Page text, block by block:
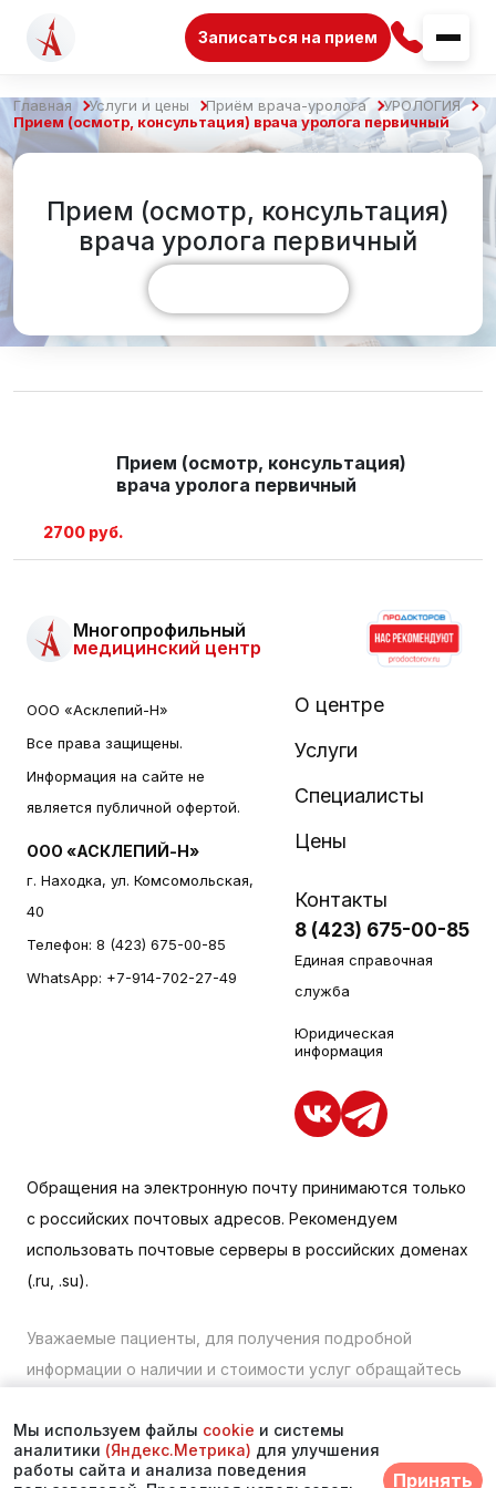
Записаться на прием
Главная Услуги и цены Приём врача-уролога
УРОЛОГИЯ
Прием (осмотр, консультация) врача уролога первичный
Прием (осмотр, консультация)
врача уролога первичный
Прием (осмотр, консультация)
врача уролога первичный
2700 руб.
Многопрофильный
медицинский центр
ООО «Асклепий-Н»
Все права защищены.
Информация на сайте не
является публичной офертой.
ООО «АСКЛЕПИЙ-Н»
г. Находка, ул. Комсомольская,
40
Телефон: 8 (423) 675-00-85
WhatsApp: +7-914-702-27-49
О центре
Услуги
Специалисты
Цены
Контакты
8 (423) 675-00-85
Единая справочная
служба
Юридическая
информация
Обращения на электронную почту принимаются только
с российских почтовых адресов. Рекомендуем
использовать почтовые серверы в российских доменах
(.ru, .su).
Уважаемые пациенты, для получения подробной
информации о наличии и стоимости услуг обращайтесь
связи или по телефону в Находке:+7 (423) 675-00-85
Мы используем файлы cookie и системы
аналитики (Яндекс.Метрика) для улучшения
работы сайта и анализа поведения
Принять